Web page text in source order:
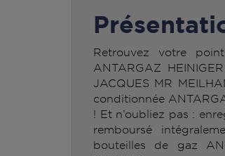
Retrouvez votre
ANTARGAZ
JACQUES MR
conditionnée
! Et n’oubliez pas :
remboursé
bouteilles de gaz